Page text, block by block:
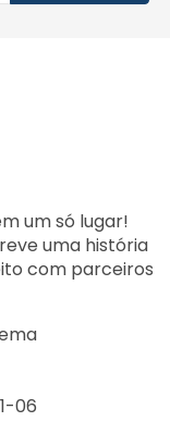
um só lugar!
uma história
com parceiros
06